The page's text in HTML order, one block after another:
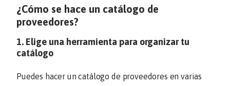
¿Cómo se hace un catálogo de
proveedores?
1. Elige una herramienta para organizar tu
catálogo
Puedes hacer un catálogo de proveedores en varias